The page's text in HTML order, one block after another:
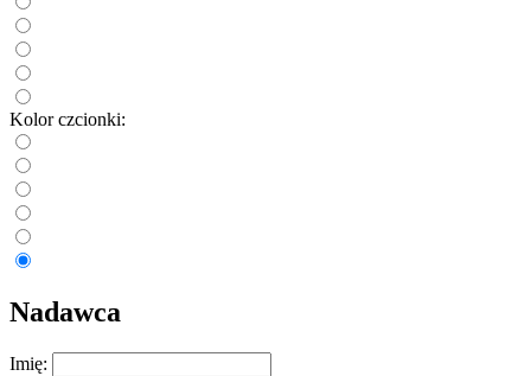
Kolor czcionki:
Nadawca
Imię: